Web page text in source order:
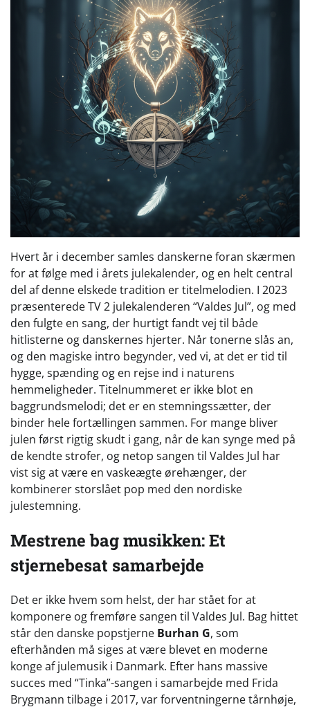
Hvert år i december samles danskerne foran skærmen
for at følge med i årets julekalender, og en helt central
del af denne elskede tradition er titelmelodien. I 2023
præsenterede TV 2 julekalenderen “Valdes Jul”, og med
den fulgte en sang, der hurtigt fandt vej til både
hitlisterne og danskernes hjerter. Når tonerne slås an,
og den magiske intro begynder, ved vi, at det er tid til
hygge, spænding og en rejse ind i naturens
hemmeligheder. Titelnummeret er ikke blot en
baggrundsmelodi; det er en stemningssætter, der
binder hele fortællingen sammen. For mange bliver
julen først rigtig skudt i gang, når de kan synge med på
de kendte strofer, og netop sangen til Valdes Jul har
vist sig at være en vaskeægte ørehænger, der
kombinerer storslået pop med den nordiske
julestemning.
Mestrene bag musikken: Et
stjernebesat samarbejde
Det er ikke hvem som helst, der har stået for at
komponere og fremføre sangen til Valdes Jul. Bag hittet
står den danske popstjerne Burhan G, som
efterhånden må siges at være blevet en moderne
konge af julemusik i Danmark. Efter hans massive
succes med “Tinka”-sangen i samarbejde med Frida
Brygmann tilbage i 2017, var forventningerne tårnhøje,